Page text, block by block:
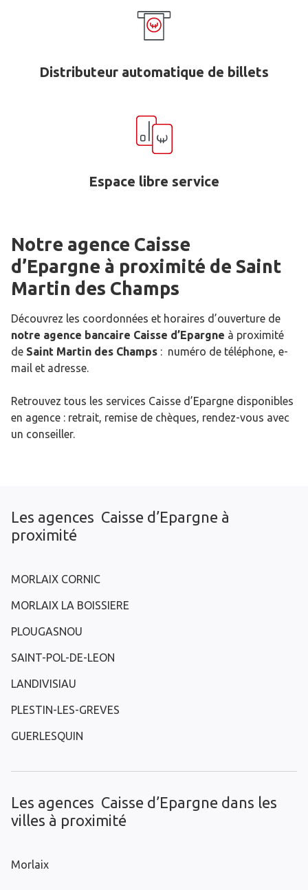
Distributeur automatique de billets
Espace libre service
Notre agence Caisse
d’Epargne à proximité de Saint
Martin des Champs
Découvrez les coordonnées et horaires d’ouverture de
notre agence bancaire Caisse d’Epargne à proximité
de Saint Martin des Champs : numéro de téléphone, e-
mail et adresse.
Retrouvez tous les services Caisse d’Epargne disponibles
en agence : retrait, remise de chèques, rendez-vous avec
un conseiller.
Les agences Caisse d’Epargne à
proximité
MORLAIX CORNIC
MORLAIX LA BOISSIERE
PLOUGASNOU
SAINT-POL-DE-LEON
LANDIVISIAU
PLESTIN-LES-GREVES
GUERLESQUIN
Les agences Caisse d’Epargne dans les
villes à proximité
Morlaix